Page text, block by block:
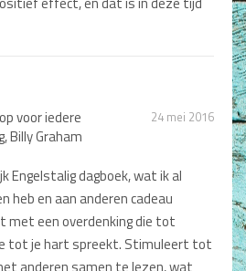
voor iedere
Billy Graham
24 mei 2016
Engelstalig dagboek, wat ik al
heb en aan anderen cadeau
met een overdenking die tot
tot je hart spreekt. Stimuleert tot